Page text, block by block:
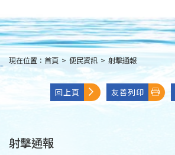
main
content
:::
現在位置： 首頁 > 便民資訊 > 射擊通報
回上頁 友善列印
射擊通報